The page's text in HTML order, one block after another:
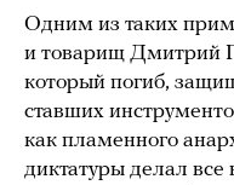
Одним из таких
и товарищ Дмитрий
который погиб,
ставших
как пламенного
диктатуры делал